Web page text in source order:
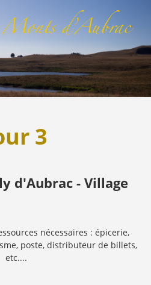
3
d'Aubrac - Village
nécessaires : épicerie,
poste, distributeur de billets,
etc....